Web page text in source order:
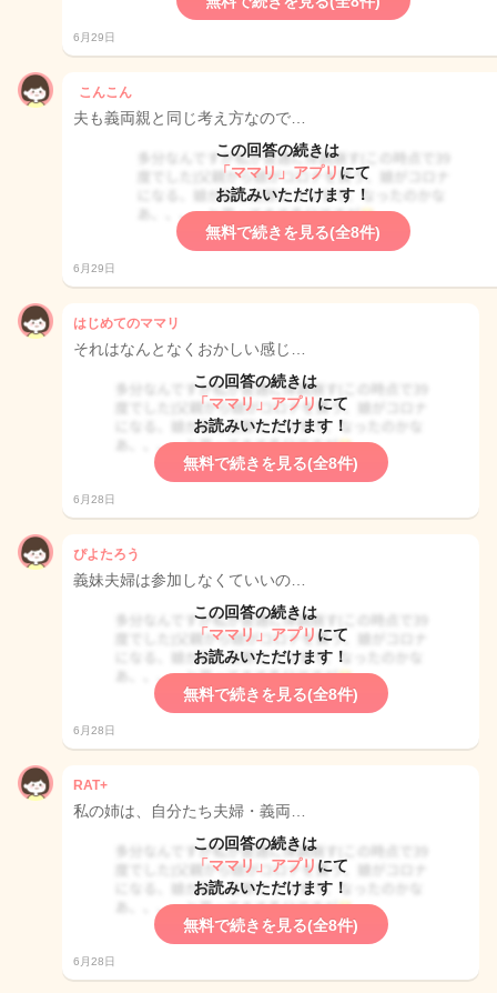
6月29日
こんこん
夫も義両親と同じ考え方なので…
この回答の続きは
「ママリ」アプリ にて
お読みいただけます！
無料で続きを見る(全8件)
6月29日
はじめてのママリ
それはなんとなくおかしい感じ…
この回答の続きは
「ママリ」アプリ にて
お読みいただけます！
無料で続きを見る(全8件)
6月28日
ぴよたろう
義妹夫婦は参加しなくていいの…
この回答の続きは
「ママリ」アプリ にて
お読みいただけます！
無料で続きを見る(全8件)
6月28日
RAT+
私の姉は、自分たち夫婦・義両…
この回答の続きは
「ママリ」アプリ にて
お読みいただけます！
無料で続きを見る(全8件)
6月28日